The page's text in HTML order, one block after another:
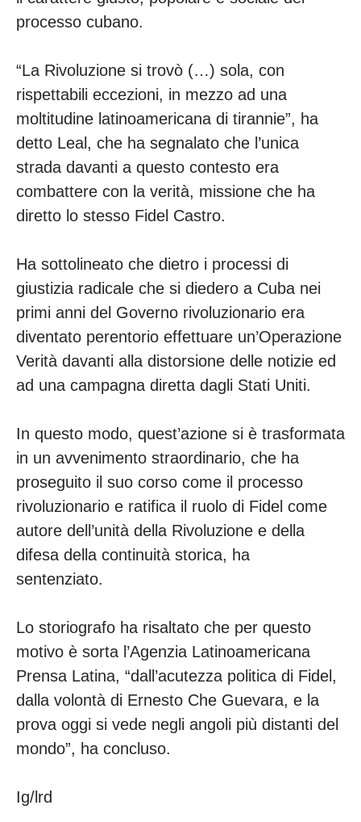
processo cubano.
“La Rivoluzione si trovò (…) sola, con
rispettabili eccezioni, in mezzo ad una
moltitudine latinoamericana di tirannie”, ha
detto Leal, che ha segnalato che l’unica
strada davanti a questo contesto era
combattere con la verità, missione che ha
diretto lo stesso Fidel Castro.
Ha sottolineato che dietro i processi di
giustizia radicale che si diedero a Cuba nei
primi anni del Governo rivoluzionario era
diventato perentorio effettuare un’Operazione
Verità davanti alla distorsione delle notizie ed
ad una campagna diretta dagli Stati Uniti.
In questo modo, quest’azione si è trasformata
in un avvenimento straordinario, che ha
proseguito il suo corso come il processo
rivoluzionario e ratifica il ruolo di Fidel come
autore dell’unità della Rivoluzione e della
difesa della continuità storica, ha
sentenziato.
Lo storiografo ha risaltato che per questo
motivo è sorta l’Agenzia Latinoamericana
Prensa Latina, “dall’acutezza politica di Fidel,
dalla volontà di Ernesto Che Guevara, e la
prova oggi si vede negli angoli più distanti del
mondo”, ha concluso.
Ig/lrd